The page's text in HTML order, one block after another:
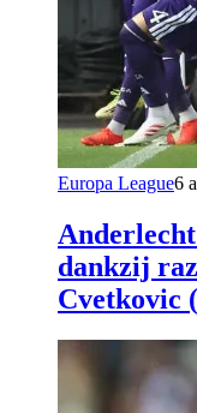
Europa League6
dankzij
Cvetkovic